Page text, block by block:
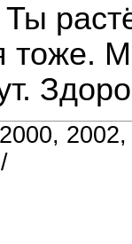
Ты
тоже.